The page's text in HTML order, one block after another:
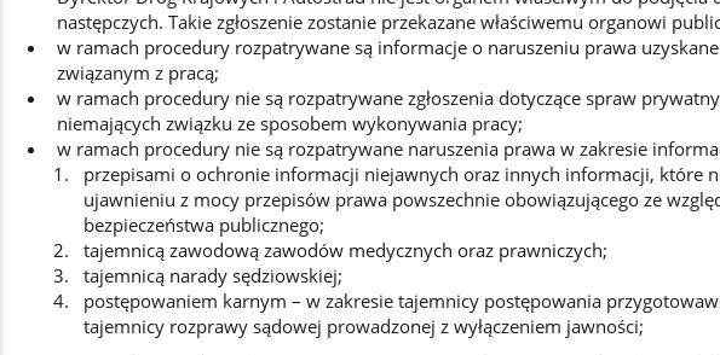
następczych. Takie zgłoszenie zostanie przekazane właściwemu organowi
w ramach procedury rozpatrywane są informacje o naruszeniu prawa
związanym z pracą;
w ramach procedury nie są rozpatrywane zgłoszenia dotyczące spraw
niemających związku ze sposobem wykonywania pracy;
w ramach procedury nie są rozpatrywane naruszenia prawa w zakresie
przepisami o ochronie informacji niejawnych oraz innych informacji, które
ujawnieniu z mocy przepisów prawa powszechnie obowiązującego ze
bezpieczeństwa publicznego;
tajemnicą zawodową zawodów medycznych oraz prawniczych;
tajemnicą narady sędziowskiej;
postępowaniem karnym – w zakresie tajemnicy postępowania
tajemnicy rozprawy sądowej prowadzonej z wyłączeniem jawności;